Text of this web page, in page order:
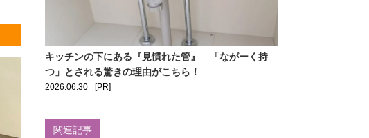
キッチンの下にある『見慣れた管』 「ながーく持
つ」とされる驚きの理由がこちら！
2026.06.30 [PR]
関連記事